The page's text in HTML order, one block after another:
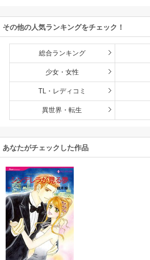
その他の人気ランキングをチェック！
総合ランキング
少女・女性
TL・レディコミ
異世界・転生
あなたがチェックした作品